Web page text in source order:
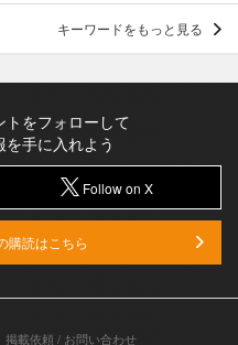
キーワードをもっと見る
トをフォローして
手に入れよう
Follow on X
購読はこちら
掲載依頼 / お問い合わせ